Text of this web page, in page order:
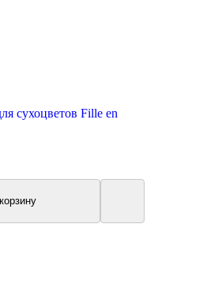
сухоцветов Fille en